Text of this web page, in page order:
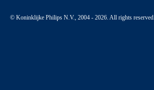
© Koninklijke Philips N.V., 2004 - 2026. All rights reserved.